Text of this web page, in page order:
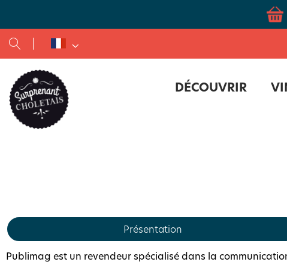
DÉCOUVRIR
Présentation
Publimag est un revendeur spécialisé dans la